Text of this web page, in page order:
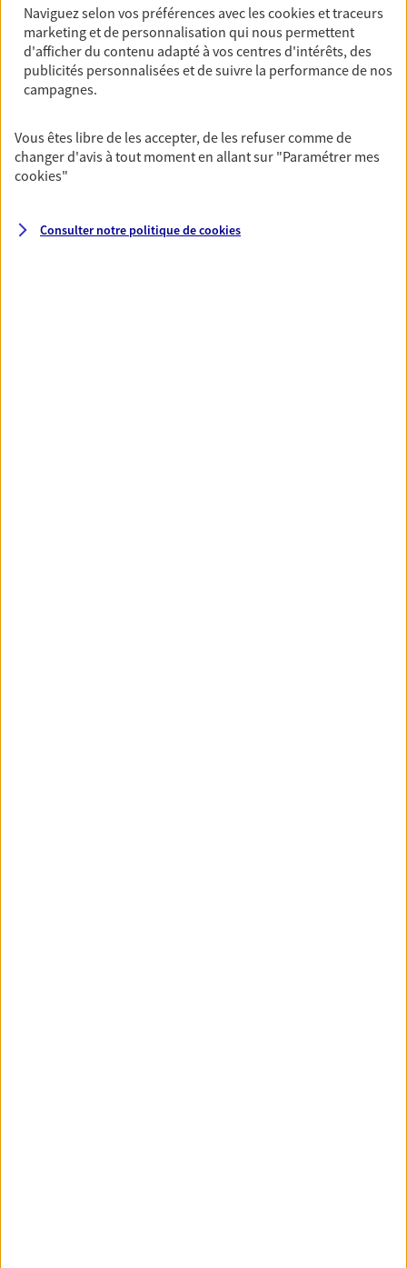
Accompagner vos projets de
vie
Achat immobilier, installation, départ à la retraite…
Autant de moments de vie qui nécessitent des solutions
cohérent avec vos besoins
Naviguez selon vos préférences avec lescookies et traceurs
marketing et de personnalisation qui nous permettent
d'afficher du contenu adapté à vos centres d'intérêts, des
publicités personnalisées et de suivre la performance de nos
campagnes.
Vous êtes libre de les accepter, de les refuser comme de
changer d'avis à tout moment en allant sur "Paramétrer mes
cookies"
Consulter notre politique decookies